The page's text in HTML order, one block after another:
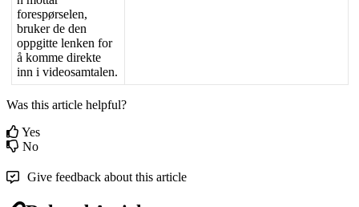
forespørselen,
bruker de den
oppgitte lenken for
å komme direkte
inn i videosamtalen.
Was this article helpful?
Yes
No
Give feedback about this article